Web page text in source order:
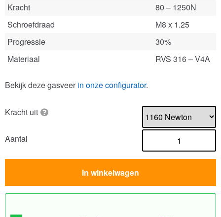
Kracht
80 – 1250N
Schroefdraad
M8 x 1.25
Progressie
30%
Materiaal
RVS 316 – V4A
Bekijk deze gasveer in onze configurator.
Kracht uit
Aantal
In winkelwagen